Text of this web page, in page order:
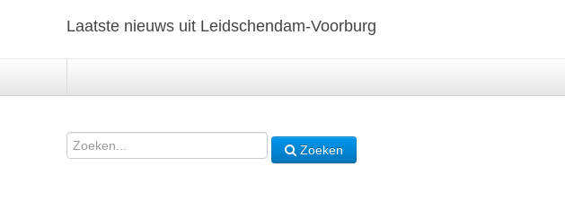
Laatste nieuws uit Leidschendam-Voorburg
Zoeken